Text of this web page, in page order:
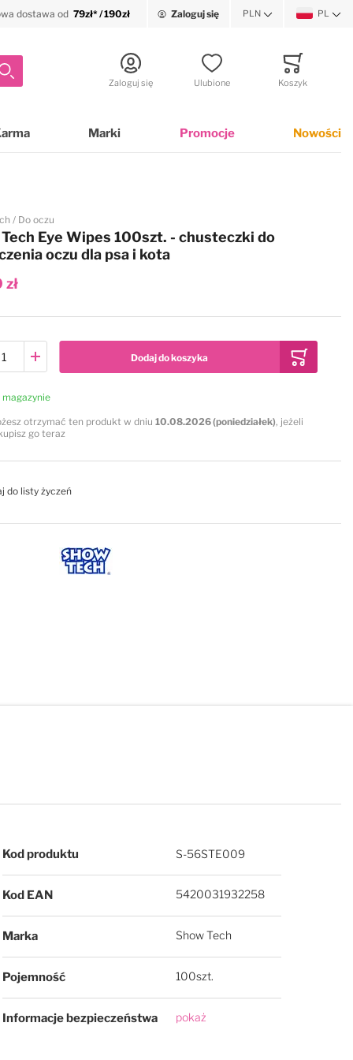
dostawa od 79zł* / 190zł Zaloguj sięWalutaPLN PL
Szukaj Zaloguj się Ulubione Koszyk
Marki Promocje Nowości
Do oczu
Eye Wipes 100szt. - chusteczki do
oczu dla psa i kota
Dodaj do koszyka
magazynie
otrzymać ten produkt w dniu10.08.2026 (poniedziałek), jeżeli
go teraz
do listy życzeń
Więcej informacji
Kod produktu S-56STE009
Kod EAN 5420031932258
Marka Show Tech
Pojemność 100szt.
Informacje bezpieczeństwa pokaż